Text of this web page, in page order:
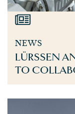
NEWS
LÜRSSEN
TO